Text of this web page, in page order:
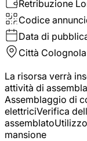
Retribuzione
Codice
Data di
Città
La risorsa verrà
attività di
Assemblaggio di
elettriciVerifica
mansione